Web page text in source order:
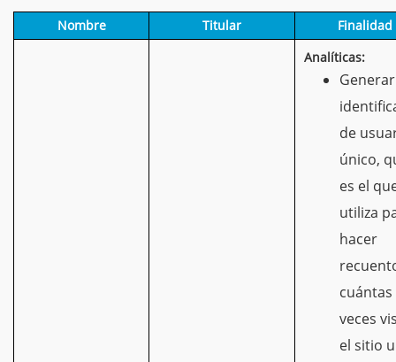
Nombre Titular Finalidad
Analíticas:
de
único,
es el
utiliza
hacer
cuántas
veces
el sitio